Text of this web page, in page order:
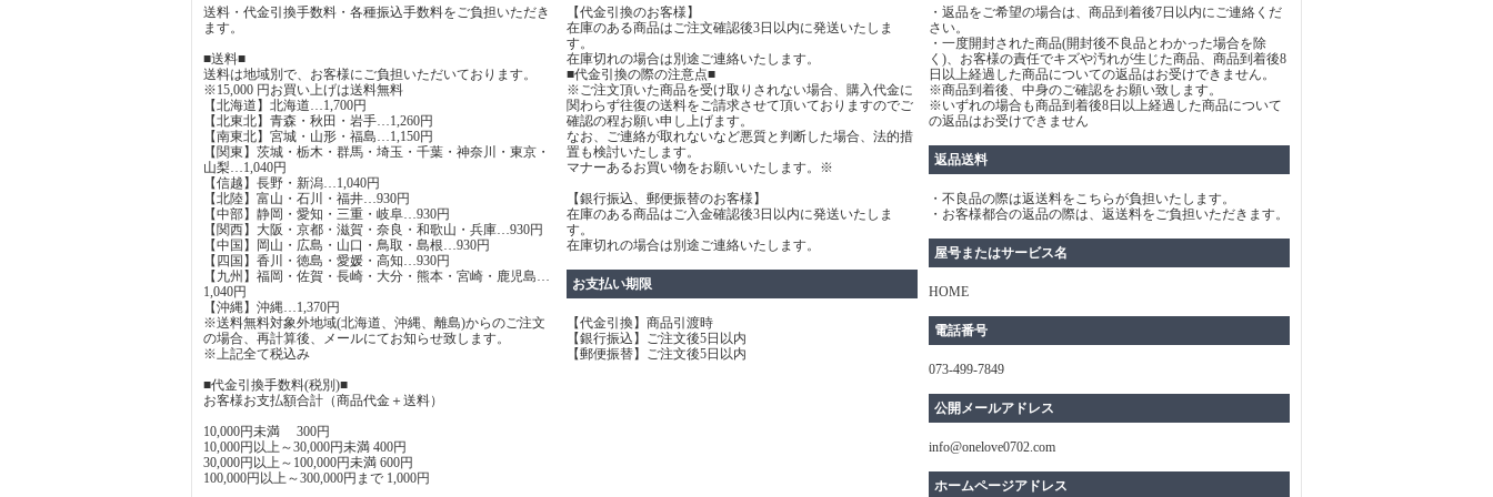
送料・代金引換手数料・各種振込手数料をご負担いただき
ます。
■送料■
送料は地域別で、お客様にご負担いただいております。
※15,000 円お買い上げは送料無料
【北海道】北海道…1,700円
【北東北】青森・秋田・岩手…1,260円
【南東北】宮城・山形・福島…1,150円
【関東】茨城・栃木・群馬・埼玉・千葉・神奈川・東京・
山梨…1,040円
【信越】長野・新潟…1,040円
【北陸】富山・石川・福井…930円
【中部】静岡・愛知・三重・岐阜…930円
【関西】大阪・京都・滋賀・奈良・和歌山・兵庫…930円
【中国】岡山・広島・山口・鳥取・島根…930円
【四国】香川・徳島・愛媛・高知…930円
【九州】福岡・佐賀・長崎・大分・熊本・宮崎・鹿児島…
1,040円
【沖縄】沖縄…1,370円
※送料無料対象外地域(北海道、沖縄、離島)からのご注文
の場合、再計算後、メールにてお知らせ致します。
※上記全て税込み
■代金引換手数料(税別)■
お客様お支払額合計（商品代金＋送料）
10,000円未満 300円
10,000円以上～30,000円未満 400円
30,000円以上～100,000円未満 600円
100,000円以上～300,000円まで 1,000円
【代金引換のお客様】
在庫のある商品はご注文確認後3日以内に発送いたしま
す。
在庫切れの場合は別途ご連絡いたします。
■代金引換の際の注意点■
※ご注文頂いた商品を受け取りされない場合、購入代金に
関わらず往復の送料をご請求させて頂いておりますのでご
確認の程お願い申し上げます。
なお、ご連絡が取れないなど悪質と判断した場合、法的措
置も検討いたします。
マナーあるお買い物をお願いいたします。※
【銀行振込、郵便振替のお客様】
在庫のある商品はご入金確認後3日以内に発送いたしま
す。
在庫切れの場合は別途ご連絡いたします。
お支払い期限
【代金引換】商品引渡時
【銀行振込】ご注文後5日以内
【郵便振替】ご注文後5日以内
・返品をご希望の場合は、商品到着後7日以内にご連絡くだ
さい。
・一度開封された商品(開封後不良品とわかった場合を除
く)、お客様の責任でキズや汚れが生じた商品、商品到着後8
日以上経過した商品についての返品はお受けできません。
※商品到着後、中身のご確認をお願い致します。
※いずれの場合も商品到着後8日以上経過した商品について
の返品はお受けできません
返品送料
・不良品の際は返送料をこちらが負担いたします。
・お客様都合の返品の際は、返送料をご負担いただきます。
屋号またはサービス名
HOME
電話番号
073-499-7849
公開メールアドレス
info@onelove0702.com
ホームページアドレス